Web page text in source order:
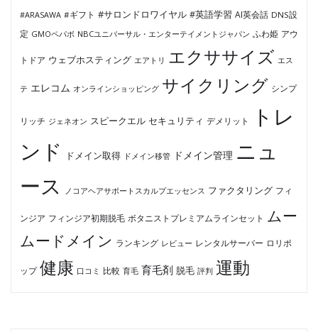
#ARASAWA #ギフト #サロンドロワイヤル #英語学習 AI英会話 DNS設
定 GMOペパボ NBCユニバーサル・エンターテイメントジャパン ふわ姫 アウ
トドア ウェブホスティング エアトリ エクササイズ エス
テ エレコム オンラインショッピング サイクリング シンプ
リッチ ジェネオン スピークエル セキュリティ デメリット
トレ
ンド
ドメイン取得 ドメイン移管 ドメイン管理 ニュ
ース
ノコアヘアサポートスカルプエッセンス ファクタリング フィ
ンジア フィンジア初期脱毛 ボタニストプレミアムラインセット ムー
ムードメイン ランキング レビュー レンタルサーバー ロリポ
ップ 健康 口コミ 比較 育毛 育毛剤 脱毛 評判 運動